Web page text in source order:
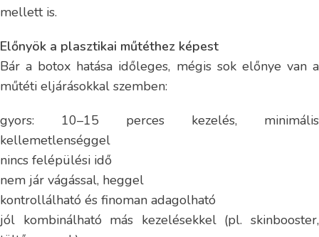
mellett is.
Előnyök a plasztikai műtéthez képest
Bár a botox hatása időleges, mégis sok előnye van a
műtéti eljárásokkal szemben:
gyors: 10–15 perces kezelés, minimális
kellemetlenséggel
nincs felépülési idő
nem jár vágással, heggel
kontrollálható és finoman adagolható
jól kombinálható más kezelésekkel (pl. skinbooster,